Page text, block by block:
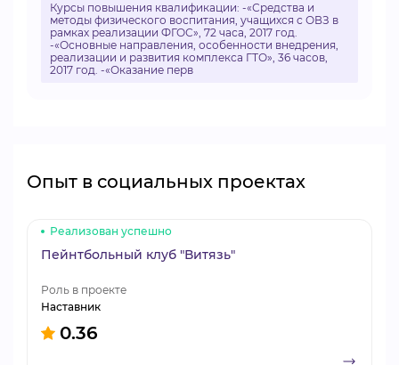
Курсы повышения квалификации: -«Средства и
методы физического воспитания, учащихся с ОВЗ в
рамках реализации ФГОС», 72 часа, 2017 год.
-«Основные направления, особенности внедрения,
реализации и развития комплекса ГТО», 36 часов,
2017 год. -«Оказание перв
Опыт в социальных проектах
Реализован успешно
Пейнтбольный клуб "Витязь"
Роль в проекте
Наставник
0.36